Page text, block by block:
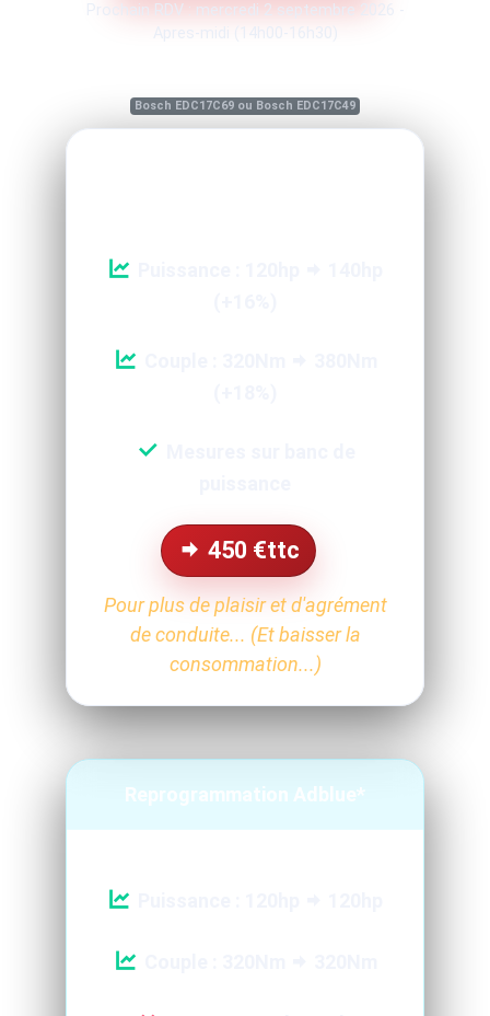
Prochain RDV : mercredi 2 septembre 2026 -
Bosch EDC17C69 ou Bosch EDC17C49
450 €ttc
Pour plus de plaisir et d'agrément
de conduite... (Et baisser la
consommation...)
Reprogrammation Adblue*